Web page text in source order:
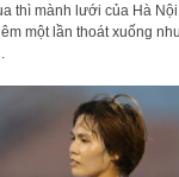
thì mành lưới của Hà Nội II
một lần thoát xuống